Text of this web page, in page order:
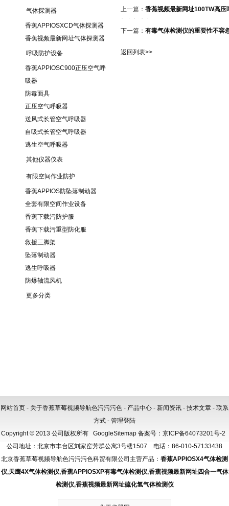
气体探测器
香蕉APPIOSXCD气体探测器
香蕉视频最新网址气体探测器
呼吸防护设备
香蕉APPIOSC900正压空气呼
吸器
防毒面具
正压空气呼吸器
送风式长管空气呼吸器
自吸式长管空气呼吸器
逃生空气呼吸器
其他仪器仪表
有限空间作业防护
香蕉APPIOS防坠落制动器
全套有限空间作业设备
香蕉下载污防护服
香蕉下载污重型防化服
救援三脚架
坠落制动器
逃生呼吸器
防爆轴流风机
更多分类
上一篇： 香蕉视频最新网址100TW高压
下一篇： 有毒气体检测仪的重要性不容
返回列表>>
网站首页 - 关于香蕉草莓视频导航色污污污色 - 产品中心 - 新闻资讯 - 技术文章 - 联系
方式 - 管理登陆
Copyright © 2013 公司版权所有 GoogleSitemap备案号： 京ICP备64073201号-2
公司地址：北京市丰台区刘家窑芳群公寓3号楼1507 电话：86-010-57133438
北京香蕉草莓视频导航色污污污色科贸有限公司主营产品： 香蕉APPIOSX4气体检测
仪,天鹰4X气体检测仪,香蕉APPIOSXP有毒气体检测仪,香蕉视频最新网址四合一气体
检测仪,香蕉视频最新网址硫化氢气体检测仪